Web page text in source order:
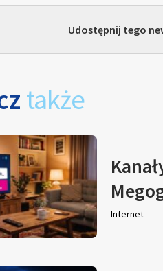
Udostępnij tego
także
Internet